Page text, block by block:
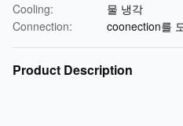
Cooling:
물 냉각
Connection:
coonection를
Product Description